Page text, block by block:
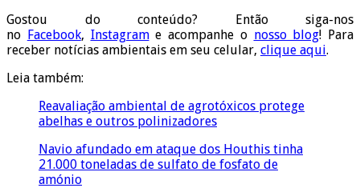
Gostou do conteúdo? Então siga-nos
no Facebook, Instagram e acompanhe o nosso blog! Para
receber notícias ambientais em seu celular, clique aqui.
Leia também:
Reavaliação ambiental de agrotóxicos protege
abelhas e outros polinizadores
Navio afundado em ataque dos Houthis tinha
21.000 toneladas de sulfato de fosfato de
amónio